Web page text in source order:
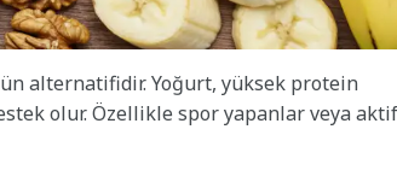
alternatifidir. Yoğurt, yüksek protein
olur. Özellikle spor yapanlar veya aktif